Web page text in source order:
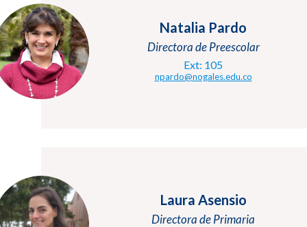
Natalia Pardo
Directora de Preescolar
Ext: 105
npardo@nogales.edu.co
Laura Asensio
Directora de Primaria